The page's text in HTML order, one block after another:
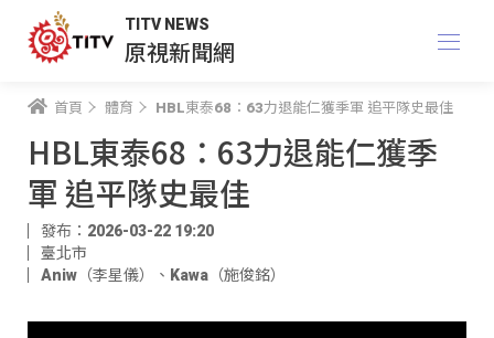
TITV NEWS
原視新聞網
首頁 體育 HBL東泰68：63力退能仁獲季軍 追平隊史最佳
HBL東泰68：63力退能仁獲季
軍 追平隊史最佳
發布：2026-03-22 19:20
臺北市
Aniw（李星儀）
、 Kawa（施俊銘）